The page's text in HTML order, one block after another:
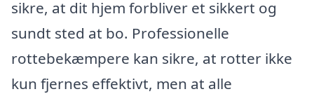
sikre, at dit hjem forbliver et sikkert og
sundt sted at bo. Professionelle
rottebekæmpere kan sikre, at rotter ikke
kun fjernes effektivt, men at alle